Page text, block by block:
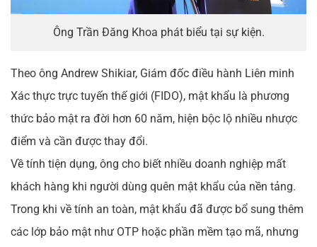
Ông Trần Đăng Khoa phát biểu tại sự kiện.
Theo ông Andrew Shikiar, Giám đốc điều hành Liên minh
Xác thực trực tuyến thế giới (FIDO), mật khẩu là phương
thức bảo mật ra đời hơn 60 năm, hiện bộc lộ nhiều nhược
điểm và cần được thay đổi.
Về tính tiện dụng, ông cho biết nhiều doanh nghiệp mất
khách hàng khi người dùng quên mật khẩu của nền tảng.
Trong khi về tính an toàn, mật khẩu đã được bổ sung thêm
các lớp bảo mật như OTP hoặc phần mềm tạo mã, nhưng